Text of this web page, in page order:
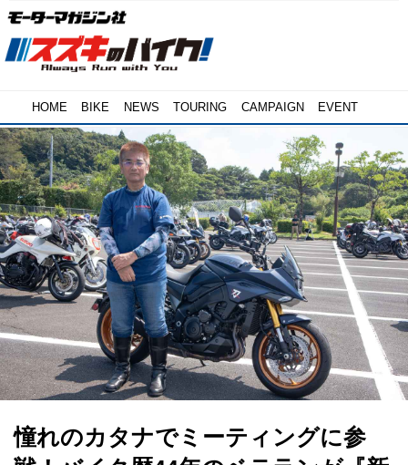
HOME BIKE NEWS TOURING CAMPAIGN EVENT
憧れのカタナでミーティングに参